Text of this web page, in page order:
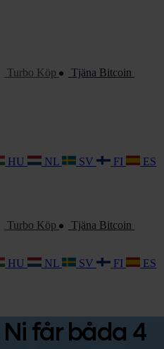
Turbo Köp
Tjäna Bitcoin
HU NL SV FI
ES
Turbo Köp
Tjäna Bitcoin
HU NL SV FI
ES
får båda 4